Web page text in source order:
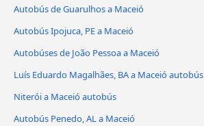
Autobús de Guarulhos a Maceió
Autobús Ipojuca, PE a Maceió
Autobúses de João Pessoa a Maceió
Luís Eduardo Magalhães, BA a Maceió autobús
Niterói a Maceió autobús
Autobús Penedo, AL a Maceió